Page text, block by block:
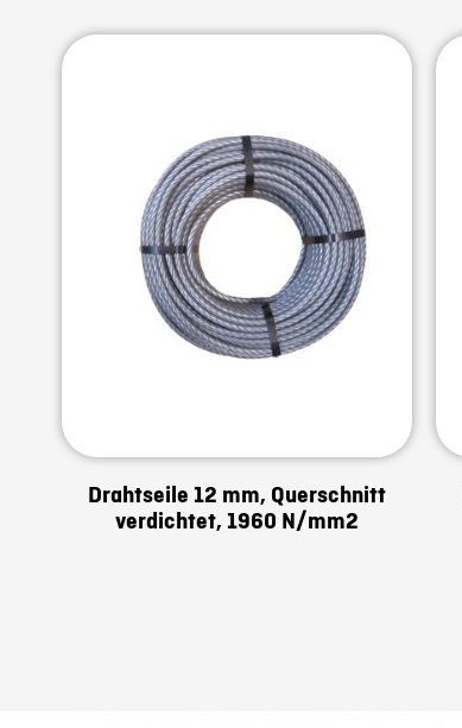
Drahtseile 12 mm, Querschnitt
verdichtet, 1960 N/mm2